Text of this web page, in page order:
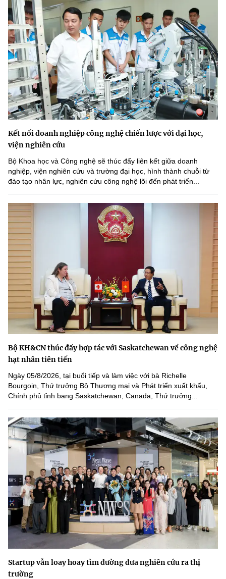
Kết nối doanh nghiệp công nghệ chiến lược với đại học,
viện nghiên cứu
Bộ Khoa học và Công nghệ sẽ thúc đẩy liên kết giữa doanh
nghiệp, viện nghiên cứu và trường đại học, hình thành chuỗi từ
đào tạo nhân lực, nghiên cứu công nghệ lõi đến phát triển...
Bộ KH&CN thúc đẩy hợp tác với Saskatchewan về công nghệ
hạt nhân tiên tiến
Ngày 05/8/2026, tại buổi tiếp và làm việc với bà Richelle
Bourgoin, Thứ trưởng Bộ Thương mại và Phát triển xuất khẩu,
Chính phủ tỉnh bang Saskatchewan, Canada, Thứ trưởng...
Startup vẫn loay hoay tìm đường đưa nghiên cứu ra thị
trường